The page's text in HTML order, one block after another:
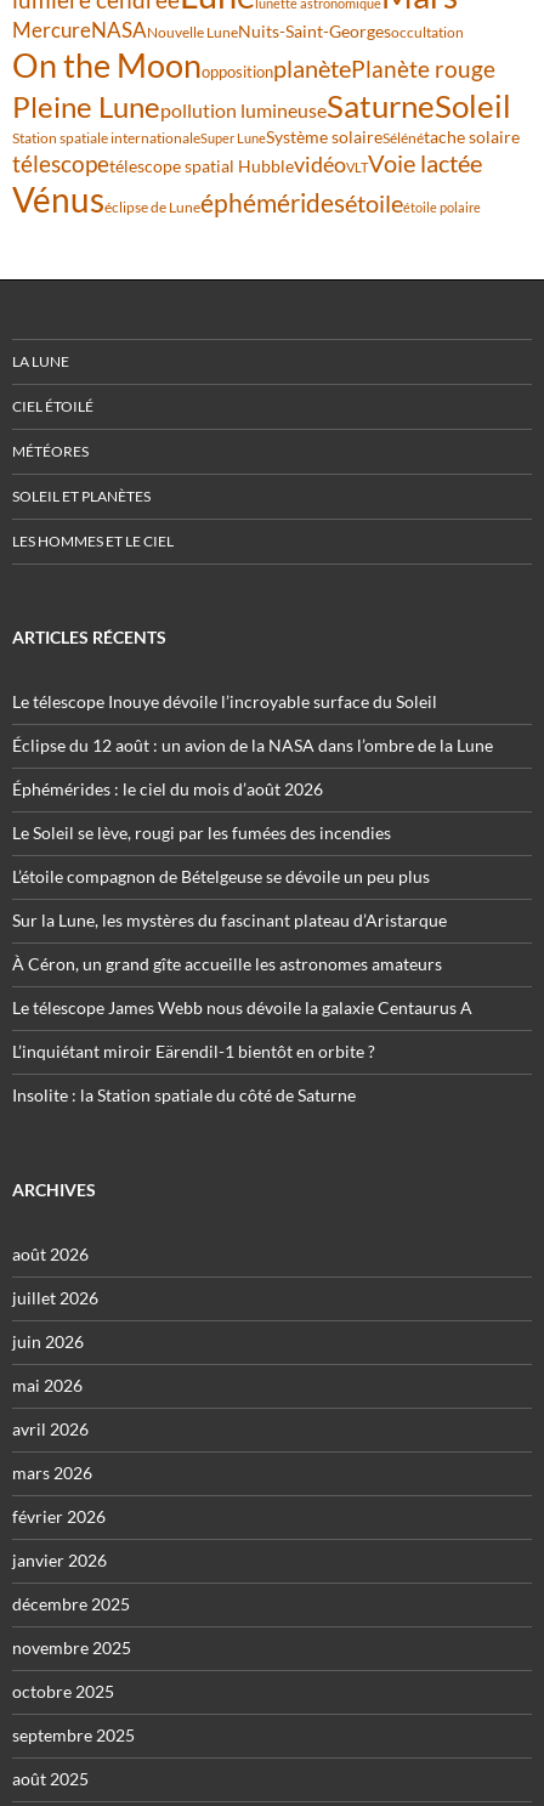
lunette astronomique
MercureNASANouvelle LuneNuits-Saint-Georgesoccultation
On the MoonoppositionplanètePlanète rouge
Pleine Lunepollution lumineuseSaturneSoleil
Station spatiale internationaleSuper LuneSystème solaireSélénétache solaire
télescopetélescope spatial HubblevidéoVLTVoie lactée
Vénuséclipse de Luneéphéméridesétoileétoile polaire
LA LUNE
CIEL ÉTOILÉ
MÉTÉORES
SOLEIL ET PLANÈTES
LES HOMMES ET LE CIEL
ARTICLES RÉCENTS
Le télescope Inouye dévoile l’incroyable surface du Soleil
Éclipse du 12 août : un avion de la NASA dans l’ombre de la Lune
Éphémérides : le ciel du mois d’août 2026
Le Soleil se lève, rougi par les fumées des incendies
L’étoile compagnon de Bételgeuse se dévoile un peu plus
Sur la Lune, les mystères du fascinant plateau d’Aristarque
À Céron, un grand gîte accueille les astronomes amateurs
Le télescope James Webb nous dévoile la galaxie Centaurus A
L’inquiétant miroir Eärendil-1 bientôt en orbite ?
Insolite : la Station spatiale du côté de Saturne
ARCHIVES
août 2026
juillet 2026
juin 2026
mai 2026
avril 2026
mars 2026
février 2026
janvier 2026
décembre 2025
novembre 2025
octobre 2025
septembre 2025
août 2025